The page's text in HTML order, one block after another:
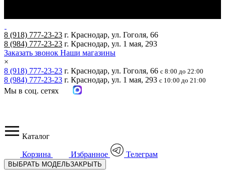
8 (918) 777-23-23 г. Краснодар, ул. Гоголя, 66
8 (984) 777-23-23 г. Краснодар, ул. 1 мая, 293
Заказать звонок Наши магазины
×
8 (918) 777-23-23 г. Краснодар, ул. Гоголя, 66 с 8:00 до 22:00
8 (984) 777-23-23 г. Краснодар, ул. 1 мая, 293 с 10:00 до 21:00
Мы в соц. сетях
Каталог
Корзина Избранное Телеграм
ВЫБРАТЬ МОДЕЛЬЗАКРЫТЬ